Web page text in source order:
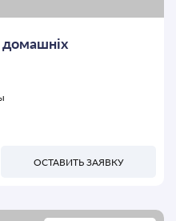
ОСТАВИТЬ ЗАЯВКУ